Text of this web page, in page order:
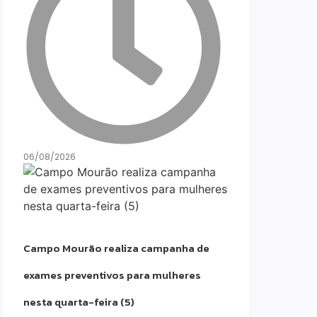
06/08/2026
Campo Mourão realiza campanha de
exames preventivos para mulheres
nesta quarta-feira (5)